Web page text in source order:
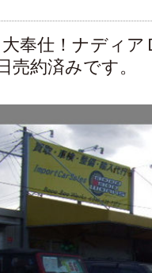
奉仕！ナディ
売約済みです。